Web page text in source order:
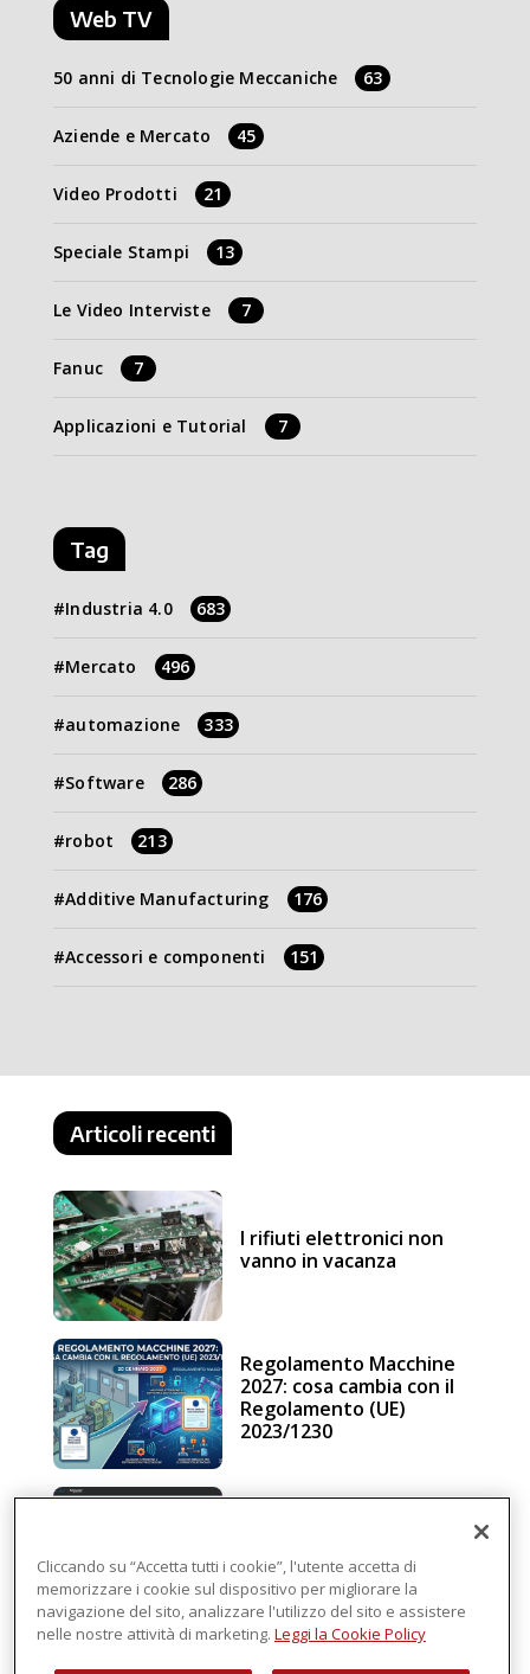
Web TV
50 anni di Tecnologie Meccaniche 63
Aziende e Mercato 45
Video Prodotti 21
Speciale Stampi 13
Le Video Interviste 7
Fanuc 7
Applicazioni e Tutorial 7
Tag
Industria 4.0 683
Mercato 496
automazione 333
Software 286
robot 213
Additive Manufacturing 176
Accessori e componenti 151
Articoli recenti
I rifiuti elettronici non
vanno in vacanza
Regolamento Macchine
2027: cosa cambia con il
Regolamento (UE)
2023/1230
intelligenza in cloud
Cliccando su “Accetta tutti i cookie”, l'utente accetta di
memorizzare i cookie sul dispositivo per migliorare la
navigazione del sito, analizzare l'utilizzo del sito e assistere
nelle nostre attività di marketing. Leggi la Cookie Policy